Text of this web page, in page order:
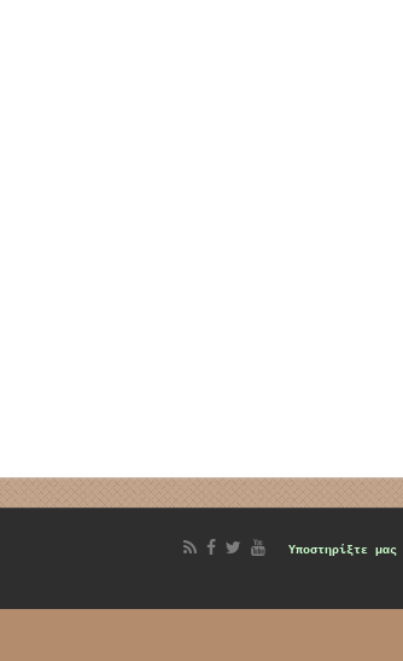
Υποστηρίξτε μας